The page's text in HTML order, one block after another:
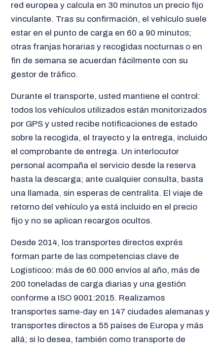
red europea y calcula en 30 minutos un precio fijo
vinculante. Tras su confirmación, el vehículo suele
estar en el punto de carga en 60 a 90 minutos;
otras franjas horarias y recogidas nocturnas o en
fin de semana se acuerdan fácilmente con su
gestor de tráfico.
Durante el transporte, usted mantiene el control:
todos los vehículos utilizados están monitorizados
por GPS y usted recibe notificaciones de estado
sobre la recogida, el trayecto y la entrega, incluido
el comprobante de entrega. Un interlocutor
personal acompaña el servicio desde la reserva
hasta la descarga; ante cualquier consulta, basta
una llamada, sin esperas de centralita. El viaje de
retorno del vehículo ya está incluido en el precio
fijo y no se aplican recargos ocultos.
Desde 2014, los transportes directos exprés
forman parte de las competencias clave de
Logisticoo: más de 60.000 envíos al año, más de
200 toneladas de carga diarias y una gestión
conforme a ISO 9001:2015. Realizamos
transportes same-day en 147 ciudades alemanas y
transportes directos a 55 países de Europa y más
allá; si lo desea, también como transporte de